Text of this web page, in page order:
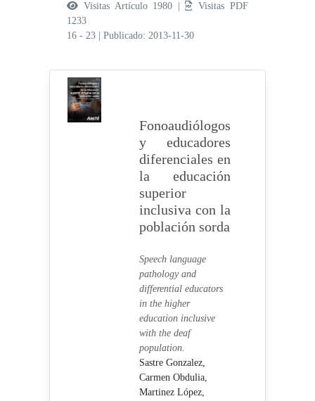
Visitas Artículo 1980 |
Visitas PDF
1233
16 - 23
|Publicado: 2013-11-30
Fonoaudiólogos
y educadores
diferenciales en
la educación
superior
inclusiva con la
población sorda
Speech language
pathology and
differential educators
in the higher
education inclusive
with the deaf
population.
Sastre Gonzalez,
Carmen Obdulia,
Martinez López,